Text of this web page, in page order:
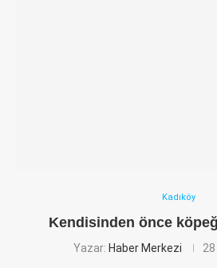
Kadıköy
Kendisinden önce
Yazar: Haber Merkezi